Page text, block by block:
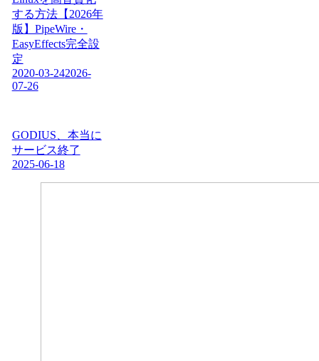
する方法【2026年
版】PipeWire・
EasyEffects完全設
定
2020-03-242026-
07-26
GODIUS、本当に
サービス終了
2025-06-18